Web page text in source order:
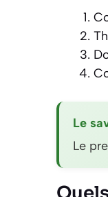
Le
Le